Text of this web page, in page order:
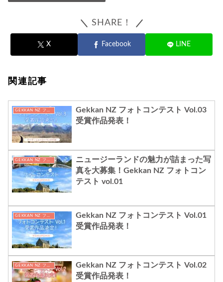
SHARE！
X Facebook LINE
関連記事
GEKKAN NZ フォトコンテスト
Gekkan NZ フォトコンテスト Vol.03
受賞作品発表！
GEKKAN NZ フォトコンテスト
ニュージーランドの魅力が詰まった写
真を大募集！Gekkan NZ フォトコン
テスト vol.01
Gekkan NZ フォトコンテスト Vol.01
受賞作品発表！
GEKKAN NZ フォトコンテスト
Gekkan NZ フォトコンテスト Vol.02
受賞作品発表！